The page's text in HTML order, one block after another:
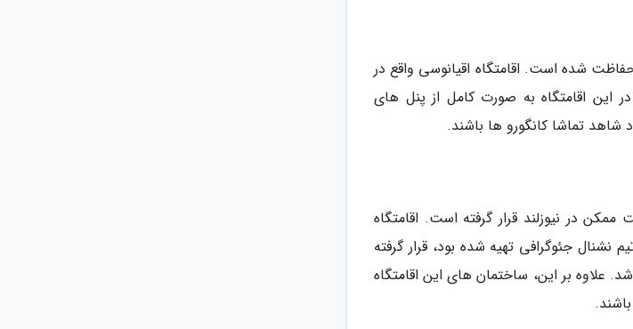
شده است. اقامتگاه اقیانوسی واقع در
اقامتگاه به صورت کامل از پنل های
تماشا کانگورو ها باشند.
حالت ممکن در نیوزلند قرار گرفته است. اقامتگاه
نشنال جئوگرافی تهیه شده بود، قرار گرفته
اقامتگاه، چندین درخت بومی و کمیاب در سال 2003 کاشته شد. علاوه بر این، ساختمان های این اقامتگاه